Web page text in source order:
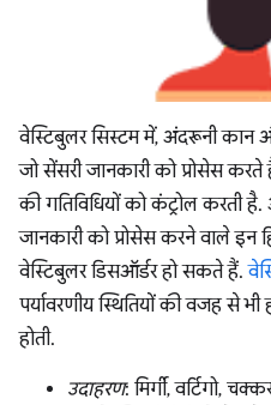
वेस्टिबुलर सिस्टम में, अंदरूनी कान
जो सेंसरी जानकारी को प्रोसेस
की गतिविधियों को कंट्रोल करती
जानकारी को प्रोसेस करने वाले इन
वेस्टिबुलर डिसऑर्डर हो सकते हैं.
पर्यावरणीय स्थितियों की वजह से
होती.
उदाहरण: मिर्गी, वर्टिगो,